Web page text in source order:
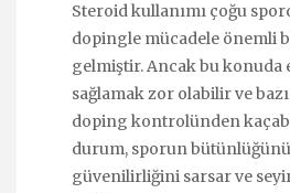
Steroid kullanımı çoğu
dopingle mücadele önemli
gelmiştir. Ancak bu
sağlamak zor olabilir ve
doping kontrolünden
durum, sporun
güvenilirliğini sarsar ve